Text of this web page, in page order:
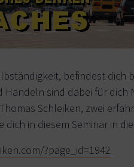
befindest
sind dabei für
Schleiken, zwei
dich in diesem Seminar in
?page_id=1942